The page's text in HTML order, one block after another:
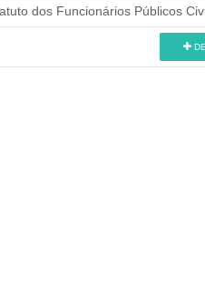
dos Funcionários Públicos